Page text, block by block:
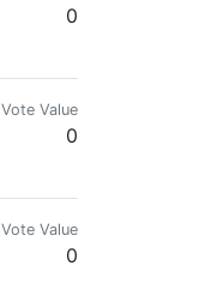
0
Vote Value
0
Vote Value
0